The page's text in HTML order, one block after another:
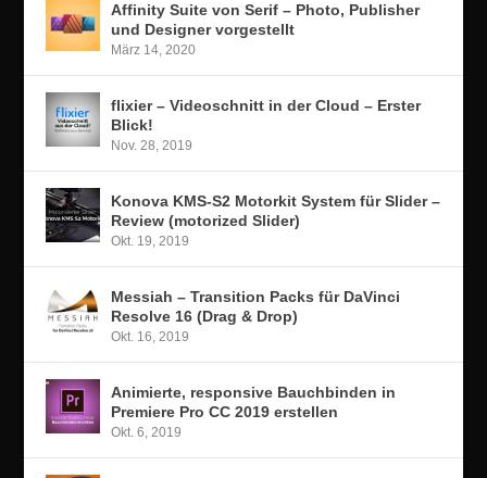
Affinity Suite von Serif – Photo, Publisher
und Designer vorgestellt
März 14, 2020
flixier – Videoschnitt in der Cloud – Erster
Blick!
Nov. 28, 2019
Konova KMS-S2 Motorkit System für Slider –
Review (motorized Slider)
Okt. 19, 2019
Messiah – Transition Packs für DaVinci
Resolve 16 (Drag & Drop)
Okt. 16, 2019
Animierte, responsive Bauchbinden in
Premiere Pro CC 2019 erstellen
Okt. 6, 2019